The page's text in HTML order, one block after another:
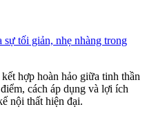
sự tối giản, nhẹ nhàng trong
hợp hoàn hảo giữa tinh thần
cách áp dụng và lợi ích
nội thất hiện đại.